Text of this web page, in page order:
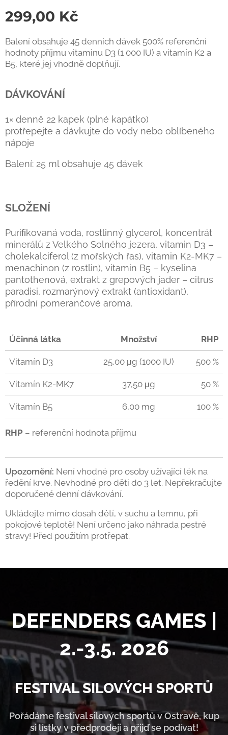
299,00 Kč
Balení obsahuje 45 denních dávek 500% referenční
hodnoty příjmu vitaminu D3 (1 000 IU) a vitamín K2 a
B5, které jej vhodně doplňují.
DÁVKOVÁNÍ
1× denně 22 kapek (plné kapátko)
protřepejte a dávkujte do vody nebo oblíbeného
nápoje
Balení: 25 ml obsahuje 45 dávek
SLOŽENÍ
Puriﬁkovaná voda, rostlinný glycerol, koncentrát
minerálů z Velkého Solného jezera, vitamin D3 –
cholekalciferol (z mořských řas), vitamin K2-MK7 –
menachinon (z rostlin), vitamin B5 – kyselina
pantothenová, extrakt z grepových jader – citrus
paradisi, rozmarýnový extrakt (antioxidant),
přírodní pomerančové aroma.
Účinná látka Množství RHP
Vitamín D3 25,00 μg (1000 IU) 500 %
Vitamín K2-MK7 37,50 μg 50 %
Vitamín B5 6,00 mg 100 %
RHP – referenční hodnota příjmu
Upozornění: Není vhodné pro osoby užívající lék na
ředění krve. Nevhodné pro děti do 3 let. Nepřekračujte
doporučené denní dávkování.
Ukládejte mimo dosah dětí, v suchu a temnu, při
pokojové teplotě! Není určeno jako náhrada pestré
stravy! Před použitím protřepat.
DEFENDERS GAMES |
2.-3.5. 2026
FESTIVAL SILOVÝCH SPORTŮ
Pořádáme festival silových sportů v Ostravě, kup
si lístky v předprodeji a přijď se podívat!